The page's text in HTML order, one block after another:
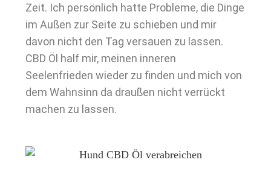
Zeit. Ich persönlich hatte Probleme, die Dinge
im Außen zur Seite zu schieben und mir
davon nicht den Tag versauen zu lassen.
CBD Öl half mir, meinen inneren
Seelenfrieden wieder zu finden und mich von
dem Wahnsinn da draußen nicht verrückt
machen zu lassen.